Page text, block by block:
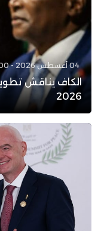
04 أغسطس 2026 - 10:00
الكاف يناقش
2026